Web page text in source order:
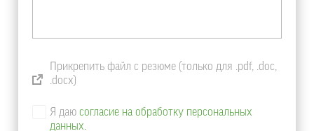
Прикрепить файл с резюме (только для .pdf, .doc,
.docx)
Я даюсогласие на обработку персональных
данных.